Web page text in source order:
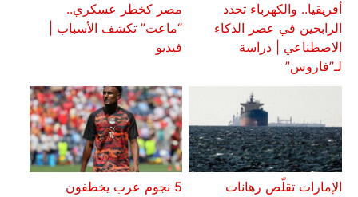
أفريقيا.. والكهرباء تحدد
الرابحين في عصر الذكاء
الاصطناعي | دراسة
لـ”فاروس”
مصر كخطر عسكري..
“ماعت” تكشف الأسباب |
فيديو
الإمارات تقلّص رهانات
5 نجوم عرب يخطفون